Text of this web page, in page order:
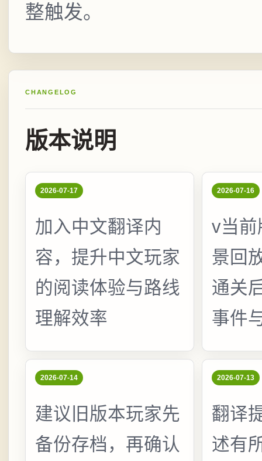
整触发。
CHANGELOG
版本说明
2026-07-17
加入中文翻译内
容，提升中文玩家
的阅读体验与路线
理解效率
2026-07-16
v当前
景回
通关
事件
2026-07-14
建议旧版本玩家先
备份存档，再确认
2026-07-13
翻译
述有